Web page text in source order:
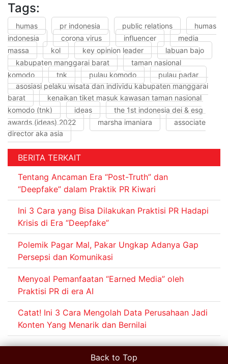
Tags:
humas pr indonesia public relations
humas
indonesia
corona virus influencer
media
massa
kol key opinion leader
labuan bajo
kabupaten manggarai barat
taman nasional
komodo
tnk pulau komodo
pulau padar
asosiasi pelaku wisata dan individu kabupaten manggarai
barat
kenaikan tiket masuk kawasan taman nasional
komodo (tnk)
ideas
the 1st indonesia dei & esg
awards (ideas) 2022
marsha imaniara
associate
director aka asia
BERITA TERKAIT
Tentang Ancaman Era “Post-Truth” dan
“Deepfake” dalam Praktik PR Kiwari
Ini 3 Cara yang Bisa Dilakukan Praktisi PR Hadapi
Krisis di Era “Deepfake”
Polemik Pagar Mal, Pakar Ungkap Adanya Gap
Persepsi dan Komunikasi
Menyoal Pemanfaatan “Earned Media” oleh
Praktisi PR di era AI
Catat! Ini 3 Cara Mengolah Data Perusahaan Jadi
Konten Yang Menarik dan Bernilai
Back to Top